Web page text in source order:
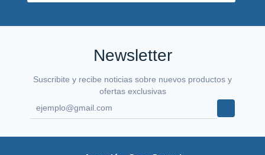
Newsletter
Suscribite y recibe noticias sobre nuevos productos y
ofertas exclusivas